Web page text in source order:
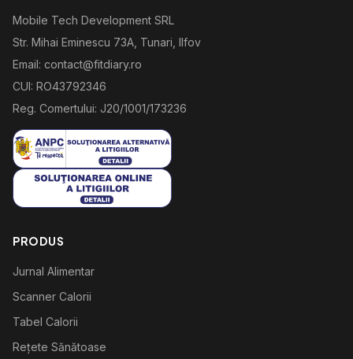
Mobile Tech Development SRL
Str. Mihai Eminescu 73A, Tunari, Ilfov
Email: contact@fitdiary.ro
CUI: RO43792346
Reg. Comertului: J20/1001/173236
PRODUS
Jurnal Alimentar
Scanner Calorii
Tabel Calorii
Rețete Sănătoase